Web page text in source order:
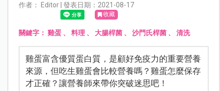
作者： Editor | 發表日期：2021-08-17
收藏
關鍵字： 雞蛋、 料理、 大腸桿菌、 沙門氏桿菌、 清洗
雞蛋富含優質蛋白質，是顧好免疫力的重要營養
來源，但吃生雞蛋會比較營養嗎？雞蛋怎麼保存
才正確？讓營養師來帶你突破迷思吧！